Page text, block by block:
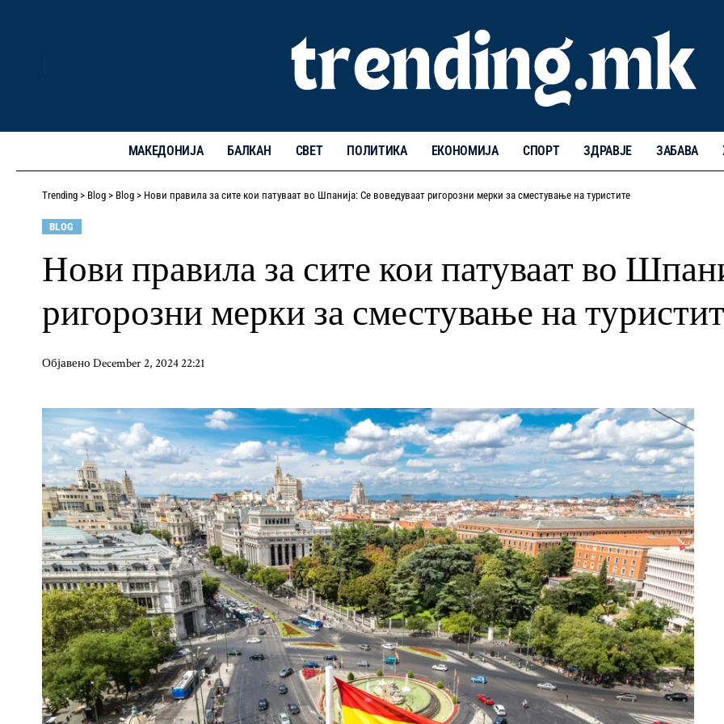
МАКЕДОНИЈА БАЛКАН СВЕТ ПОЛИТИКА ЕКОНОМИЈА СПОРТ ЗДРАВЈЕ ЗАБАВА
Trending > Blog > Blog > Нови правила за сите кои патуваат во Шпанија: Се воведуваат ригорозни мерки за сместување на туристите
BLOG
Нови правила за сите кои патуваат во
ригорозни мерки за сместување на
Објавено December 2, 2024 22:21